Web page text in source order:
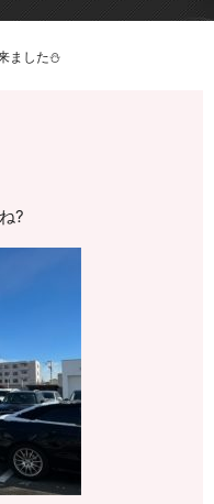
ました⛄
?